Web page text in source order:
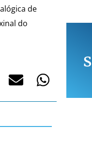
de
do
s